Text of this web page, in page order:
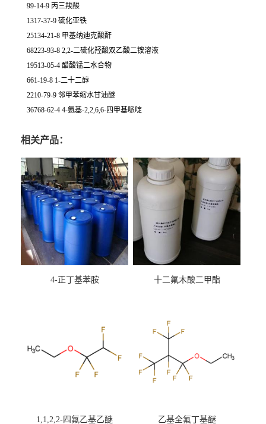
99-14-9 丙三羧酸
1317-37-9 硫化亚铁
25134-21-8 甲基纳迪克酸酐
68223-93-8 2,2-二硫化羟酸双乙酸二铵溶液
19513-05-4 醋酸锰二水合物
661-19-8 1-二十二醇
2210-79-9 邻甲苯缩水甘油醚
36768-62-4 4-氨基-2,2,6,6-四甲基哌啶
相关产品：
4-正丁基苯胺 十二氟木酸二甲酯
1,1,2,2-四氟乙基乙醚 乙基全氟丁基醚